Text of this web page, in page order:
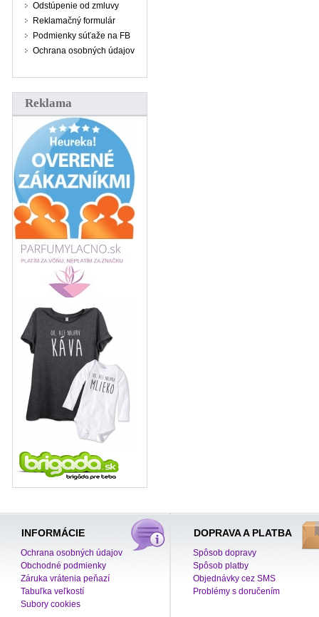
Odstúpenie od zmluvy
Reklamačný formulár
Podmienky súťaže na FB
Ochrana osobných údajov
Reklama
INFORMÁCIE
Ochrana osobných údajov
Obchodné podmienky
Záruka vrátenia peňazí
Tabuľka veľkostí
Subory cookies
DOPRAVA A PLATBA
Spôsob dopravy
Spôsob platby
Objednávky cez SMS
Problémy s doručením